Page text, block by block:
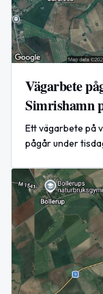
Vägarbete
Simrishamn
Ett vägarbete på
pågår under